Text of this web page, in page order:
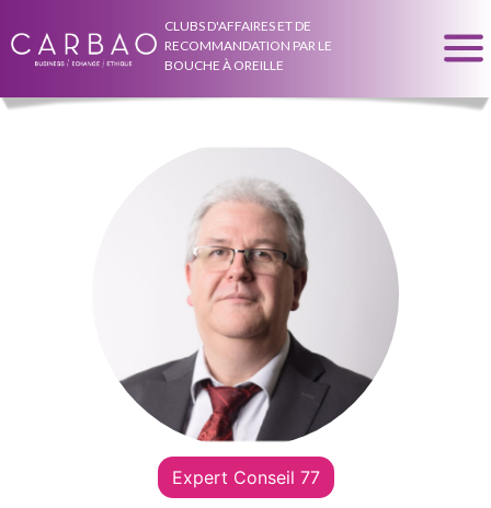
CLUBS D'AFFAIRES ET DE
RECOMMANDATION PAR LE
BOUCHE À OREILLE
Expert Conseil 77